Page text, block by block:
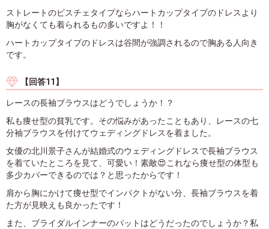
ストレートのビスチェタイプならハートカップタイプのドレスより
胸がなくても着られるもの多いですよ！！
ハートカップタイプのドレスは谷間が強調されるので胸ある人向き
です。
【回答11】
レースの長袖ブラウスはどうでしょうか！？
私も痩せ型の貧乳です。その悩みがあったこともあり、レースの七
分袖ブラウスを付けてウェディングドレスを着ました。
女優の北川景子さんが結婚式のウェディングドレスで長袖ブラウス
を着ていたところを見て、可愛い！素敵😍これなら痩せ型の体型も
多少カバーできるのでは？と思ったからです！
肩から胸にかけて痩せ型でインパクトがない分、長袖ブラウスを着
た方が見映えも良かったです！
また、ブライダルインナーのパットはどうだったのでしょうか？私